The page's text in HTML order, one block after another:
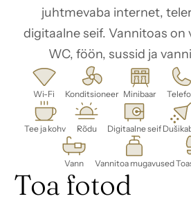
juhtmevaba internet,
digitaalne seif. Vannitoas on
WC, föön, sussid ja
Wi-Fi Konditsioneer Minibaar
Tee ja kohv Rõdu Digitaalne seif
Vann Vannitoa mugavused
Toa fotod